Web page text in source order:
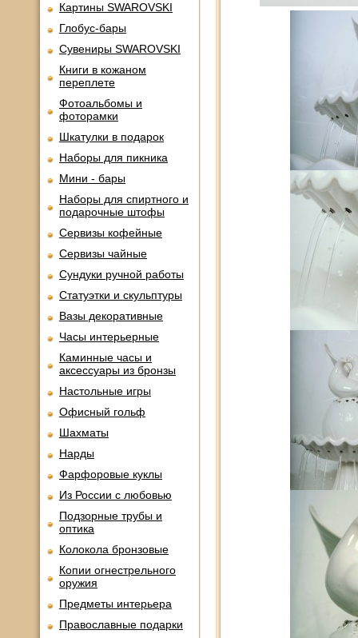
Картины SWAROVSKI
Глобус-бары
Сувениры SWAROVSKI
Книги в кожаном
переплете
Фотоальбомы и
фоторамки
Шкатулки в подарок
Наборы для пикника
Мини - бары
Наборы для спиртного и
подарочные штофы
Сервизы кофейные
Сервизы чайные
Сундуки ручной работы
Статуэтки и скульптуры
Вазы декоративные
Часы интерьерные
Каминные часы и
аксессуары из бронзы
Настольные игры
Офисный гольф
Шахматы
Нарды
Фарфоровые куклы
Из России с любовью
Подзорные трубы и
оптика
Колокола бронзовые
Копии огнестрельного
оружия
Предметы интерьера
Православные подарки